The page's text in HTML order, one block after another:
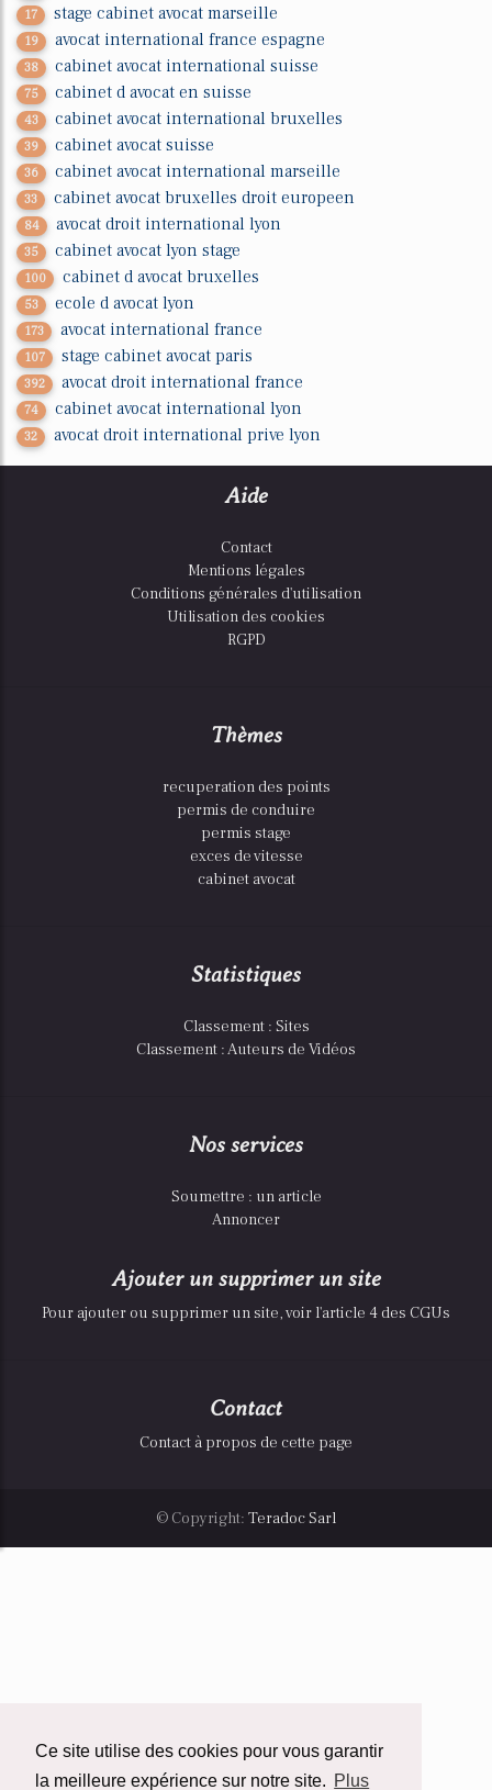
Ce site utilise des cookies pour vous garantir
la meilleure expérience sur notre site. Plus
17 stage cabinet avocat marseille
19 avocat international france espagne
38 cabinet avocat international suisse
75 cabinet d avocat en suisse
43 cabinet avocat international bruxelles
39 cabinet avocat suisse
36 cabinet avocat international marseille
33 cabinet avocat bruxelles droit europeen
84 avocat droit international lyon
35 cabinet avocat lyon stage
100 cabinet d avocat bruxelles
53 ecole d avocat lyon
173 avocat international france
107 stage cabinet avocat paris
392 avocat droit international france
74 cabinet avocat international lyon
32 avocat droit international prive lyon
Aide
Contact
Mentions légales
Conditions générales d'utilisation
Utilisation des cookies
RGPD
Thèmes
recuperation des points
permis de conduire
permis stage
exces de vitesse
cabinet avocat
Statistiques
Classement : Sites
Classement : Auteurs de Vidéos
Nos services
Soumettre : un article
Annoncer
Ajouter un supprimer un site
Pour ajouter ou supprimer un site, voir l'article 4 des CGUs
Contact
Contact à propos de cette page
© Copyright: Teradoc Sarl